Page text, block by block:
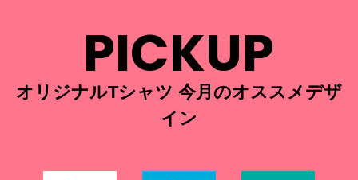
PICKUP
オリジナルTシャツ 今月のオススメデザ
イン